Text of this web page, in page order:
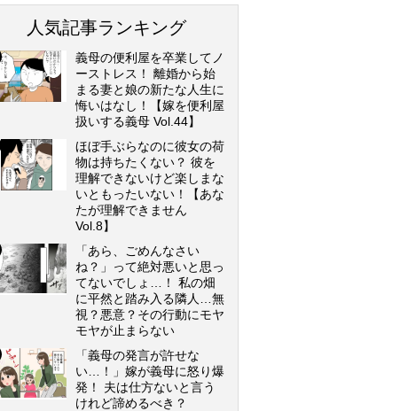
人気記事ランキング
義母の便利屋を卒業してノ
ーストレス！ 離婚から始
まる妻と娘の新たな人生に
悔いはなし！【嫁を便利屋
扱いする義母 Vol.44】
ほぼ手ぶらなのに彼女の荷
物は持ちたくない？ 彼を
理解できないけど楽しまな
いともったいない！【あな
たが理解できません
Vol.8】
「あら、ごめんなさい
ね？」って絶対悪いと思っ
てないでしょ…！ 私の畑
に平然と踏み入る隣人…無
視？悪意？その行動にモヤ
モヤが止まらない
「義母の発言が許せな
い…！」嫁が義母に怒り爆
発！ 夫は仕方ないと言う
けれど諦めるべき？